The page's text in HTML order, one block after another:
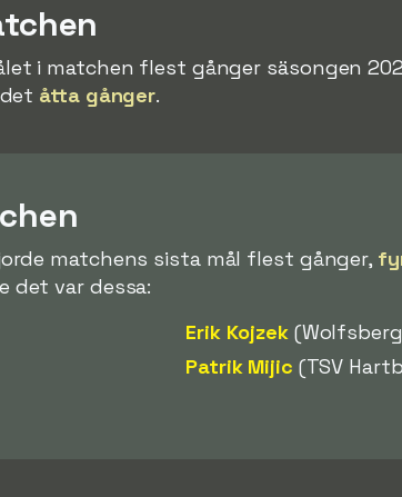
i matchen flest gånger säsongen
åtta gånger.
matchens sista mål flest gånger,
det var dessa:
Erik Kojzek
Patrik Mijic (TSV